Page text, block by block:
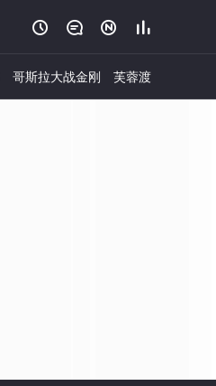
   
哥斯拉大战金刚 芙蓉渡